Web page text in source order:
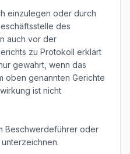
einzulegen oder durch
des
auch vor der
zu Protokoll erklärt
gewahrt, wenn das
oben genannten Gerichte
ist nicht
Beschwerdeführer oder